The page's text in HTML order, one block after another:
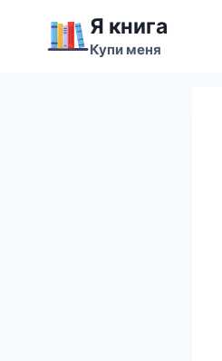
содержимому
Я книга
Купи меня